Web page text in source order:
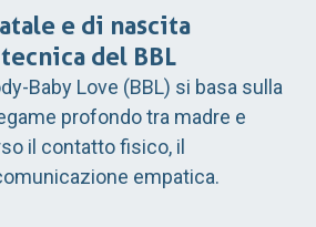
e di nascita
del BBL
Baby Love (BBL) si basa sulla
profondo tra madre e
il contatto fisico, il
empatica.